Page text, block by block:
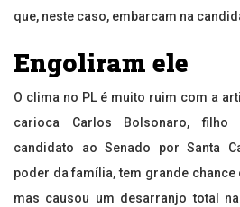
que, neste caso, embarcam na
Engoliram ele
O clima no PL é muito ruim com a
carioca Carlos Bolsonaro, filho
candidato ao Senado por Santa
poder da família, tem grande chance
mas causou um desarranjo total